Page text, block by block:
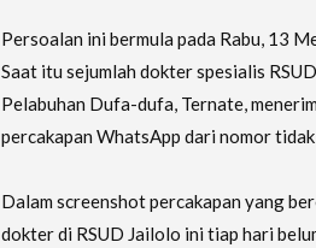
‎Persoalan ini bermula pada Rabu, 13
Saat itu sejumlah dokter spesialis
Pelabuhan Dufa-dufa, Ternate,
percakapan WhatsApp dari nomor
‎Dalam screenshot percakapan yang
dokter di RSUD Jailolo ini tiap hari